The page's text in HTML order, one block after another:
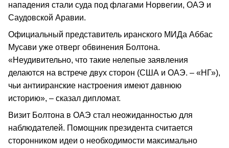
нападения стали суда под флагами Норвегии, ОАЭ и
Саудовской Аравии.
Официальный представитель иранского МИДа Аббас
Мусави уже отверг обвинения Болтона.
«Неудивительно, что такие нелепые заявления
делаются на встрече двух сторон (США и ОАЭ. – «НГ»),
чьи антииранские настроения имеют давнюю
историю», – сказал дипломат.
Визит Болтона в ОАЭ стал неожиданностью для
наблюдателей. Помощник президента считается
сторонником идеи о необходимости максимально